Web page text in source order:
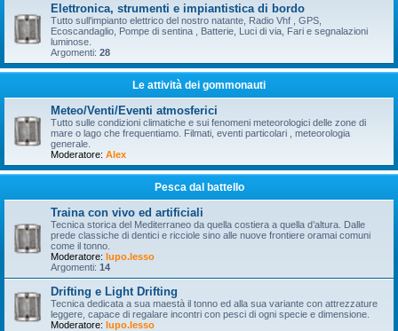
Elettronica, strumenti e impiantistica di bordo
Tutto sull'impianto elettrico del nostro natante, Radio Vhf , GPS,
Ecoscandaglio, Pompe di sentina , Batterie, Luci di via, Fari e segnalazioni
luminose.
Argomenti: 28
Le attività dei gommonauti
Meteo/Venti/Eventi atmosferici
Tutto sulle condizioni climatiche e sui fenomeni meteorologici delle zone di
mare o lago che frequentiamo. Filmati, eventi particolari , meteorologia
generale.
Moderatore: Alex
Pesca dal battello
Traina con vivo ed artificiali
Tecnica storica del Mediterraneo da quella costiera a quella d’altura. Dalle
prede classiche di dentici e ricciole sino alle nuove frontiere oramai comuni
come il tonno.
Moderatore: lupo.lesso
Argomenti: 14
Drifting e Light Drifting
Tecnica dedicata a sua maestà il tonno ed alla sua variante con attrezzature
leggere, capace di regalare incontri con pesci di ogni specie e dimensione.
Moderatore: lupo.lesso